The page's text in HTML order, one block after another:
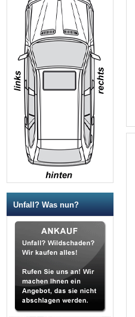
Unfall? Was nun?